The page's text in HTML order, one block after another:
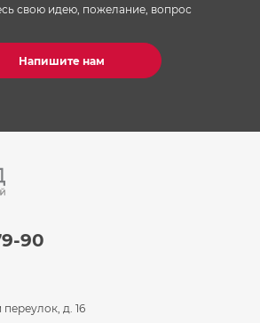
свою идею, пожелание, вопрос
Напишите нам
90
д. 16